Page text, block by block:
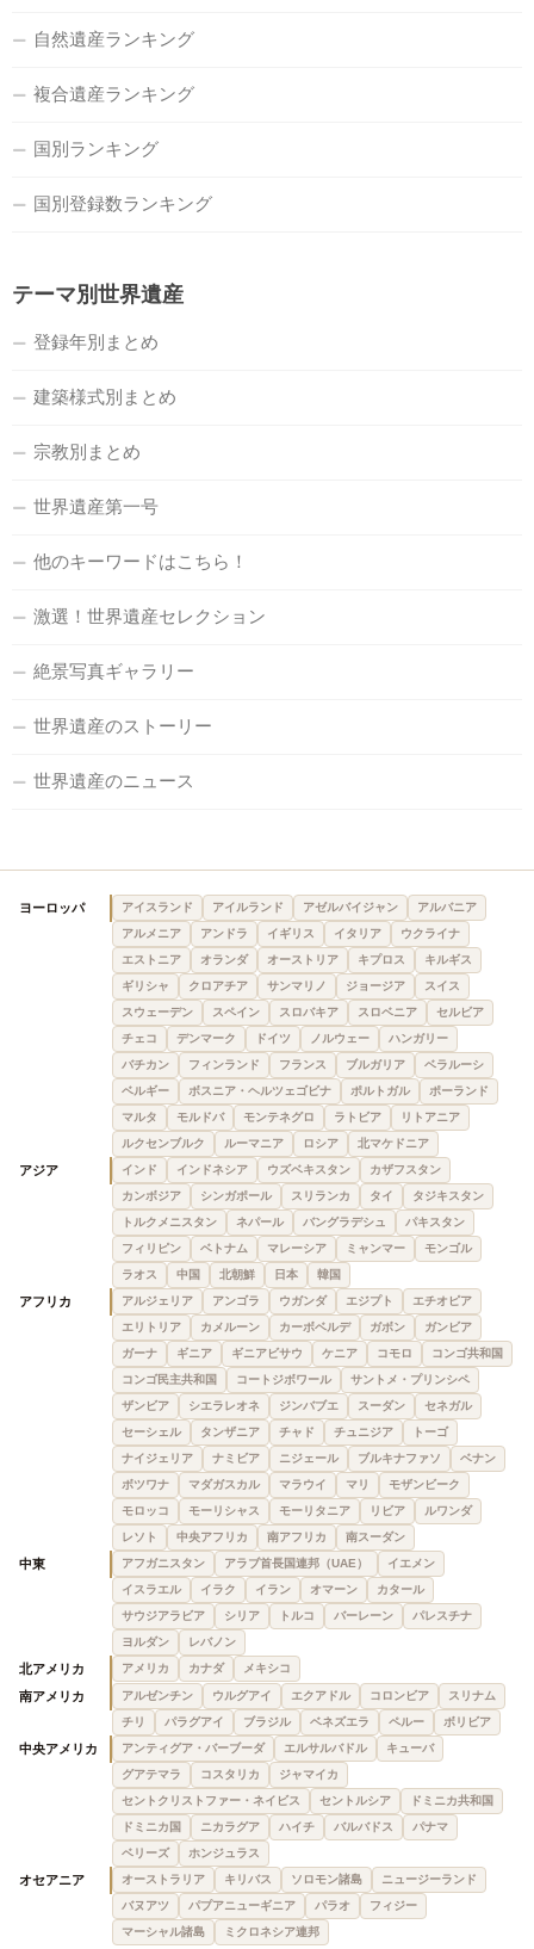
自然遺産ランキング
複合遺産ランキング
国別ランキング
国別登録数ランキング
テーマ別世界遺産
登録年別まとめ
建築様式別まとめ
宗教別まとめ
世界遺産第一号
他のキーワードはこちら！
激選！世界遺産セレクション
絶景写真ギャラリー
世界遺産のストーリー
世界遺産のニュース
ヨーロッパ アイスランド アイルランド アゼルバイジャン
アルバニア
アルメニア
アンドラ イギリス イタリア
ウクライナ
エストニア
オランダ オーストリア キプロス
キルギス
ギリシャ
クロアチア サンマリノ ジョージア
スイス
スウェーデン
スペイン スロバキア スロベニア
セルビア
チェコ
デンマーク ドイツ ノルウェー
ハンガリー
バチカン
フィンランド フランス ブルガリア
ベラルーシ
ベルギー
ボスニア・ヘルツェゴビナ ポルトガル
ポーランド
マルタ
モルドバ モンテネグロ ラトビア
リトアニア
ルクセンブルク
ルーマニア ロシア 北マケドニア
アジア インド インドネシア ウズベキスタン
カザフスタン
カンボジア
シンガポール スリランカ タイ
タジキスタン
トルクメニスタン
ネパール バングラデシュ
パキスタン
フィリピン
ベトナム マレーシア ミャンマー
モンゴル
ラオス
中国 北朝鮮 日本 韓国
アフリカ アルジェリア アンゴラ ウガンダ エジプト
エチオピア
エリトリア
カメルーン カーボベルデ ガボン
ガンビア
ガーナ
ギニア ギニアビサウ ケニア コモロ
コンゴ共和国
コンゴ民主共和国
コートジボワール
サントメ・プリンシペ
ザンビア
シエラレオネ ジンバブエ スーダン
セネガル
セーシェル
タンザニア チャド チュニジア
トーゴ
ナイジェリア
ナミビア ニジェール ブルキナファソ
ベナン
ボツワナ
マダガスカル マラウイ マリ
モザンビーク
モロッコ
モーリシャス モーリタニア リビア
ルワンダ
レソト
中央アフリカ 南アフリカ 南スーダン
中東 アフガニスタン アラブ首長国連邦（UAE）
イエメン
イスラエル
イラク イラン オマーン
カタール
サウジアラビア
シリア トルコ バーレーン
パレスチナ
ヨルダン
レバノン
北アメリカ アメリカ カナダ メキシコ
南アメリカ アルゼンチン ウルグアイ エクアドル コロンビア
スリナム
チリ
パラグアイ ブラジル ベネズエラ ペルー ボリビア
中央アメリカ アンティグア・バーブーダ エルサルバドル
キューバ
グアテマラ
コスタリカ
ジャマイカ
セントクリストファー・ネイビス
セントルシア
ドミニカ共和国
ドミニカ国
ニカラグア ハイチ バルバドス
パナマ
ベリーズ
ホンジュラス
オセアニア オーストラリア キリバス ソロモン諸島
ニュージーランド
バヌアツ
パプアニューギニア パラオ
フィジー
マーシャル諸島
ミクロネシア連邦